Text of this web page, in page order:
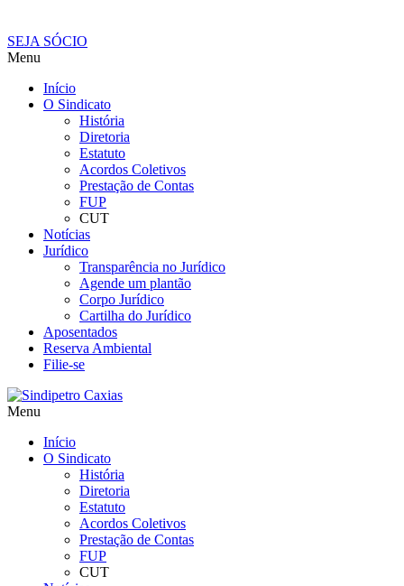
SEJA SÓCIO
Menu
Início
O Sindicato
História
Diretoria
Estatuto
Acordos Coletivos
Prestação de Contas
FUP
CUT
Notícias
Jurídico
Transparência no Jurídico
Agende um plantão
Corpo Jurídico
Cartilha do Jurídico
Aposentados
Reserva Ambiental
Filie-se
Menu
Início
O Sindicato
História
Diretoria
Estatuto
Acordos Coletivos
Prestação de Contas
FUP
CUT